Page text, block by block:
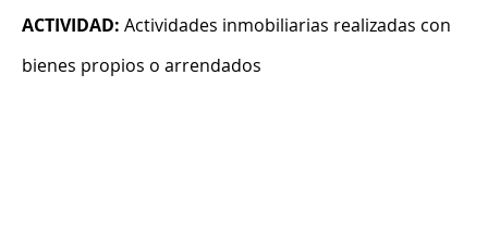
ACTIVIDAD: Actividades inmobiliarias realizadas con
bienes propios o arrendados